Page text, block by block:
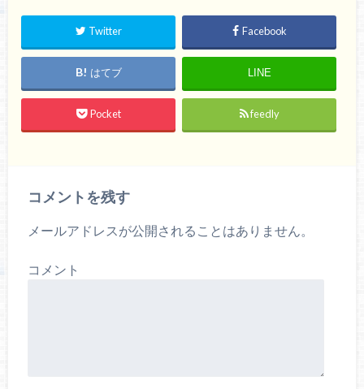
Twitter Facebook
はてブ LINE
Pocket feedly
コメントを残す
メールアドレスが公開されることはありません。
コメント